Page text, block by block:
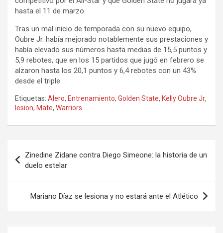
hasta el 11 de marzo.
Tras un mal inicio de temporada con su nuevo equipo,
Oubre Jr. había mejorado notablemente sus prestaciones y
había elevado sus números hasta medias de 15,5 puntos y
5,9 rebotes, que en los 15 partidos que jugó en febrero se
alzaron hasta los 20,1 puntos y 6,4 rebotes con un 43%
desde el triple.
Etiquetas: Alero, Entrenamiento, Golden State, Kelly Oubre Jr,
lesion, Mate, Warriors
de
entradas
Zinedine Zidane contra Diego Simeone: la historia de un
duelo estelar
Mariano Díaz se lesiona y no estará ante el Atlético